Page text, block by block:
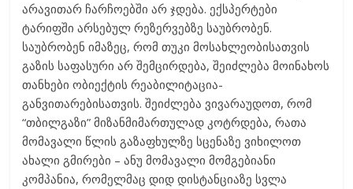
არავითარ ჩარჩოებში არ ჯდება. ექსპერტები
ტარიფში არსებულ რეზერვებზე საუბრობენ.
საუბრობენ იმაზეც, რომ თუკი მოსახლეობისათვის
გაზის საფასური არ შემცირდება, შეიძლება მოინახოს
თანხები ობიექტის რეაბილიტაცია-
განვითარებისათვის. შეიძლება ვივარაუდოთ, რომ
“თბილგაზი” მიზანმიმართულად კოტრდება, რათა
მომავალი წლის გაზაფხულზე სცენაზე ვიხილოთ
ახალი გმირები – ანუ მომავალი მომგებიანი
კომპანია, რომელმაც დიდ დისტანციაზე სვლა